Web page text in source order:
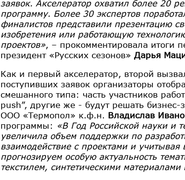
заявок. Акселератор охватил более 20
программу. Более 30 экспертов
финалистов представили презентацию
изобретения или работающую
проектов», – прокомментировала итоги
президент «Русских сезонов» Дарья
Как и первый акселератор, второй
поступивших заявок организаторы
смешанного типа: часть участников
push”, другие же - будут решать
ООО «Термопол» к.ф.н. Владислав
программы: «В Год Российской науки и
увеличила объем поддержки по
взаимодействие с проектами и
прогнозируем особую актуальность
текстилем, синтетическими